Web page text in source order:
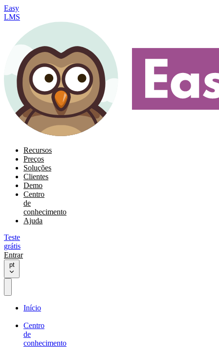
Easy
LMS
Recursos
Preços
Soluções
Clientes
Demo
Centro
de
conhecimento
Ajuda
Teste
grátis
Entrar
pt
Início
Centro
de
conhecimento